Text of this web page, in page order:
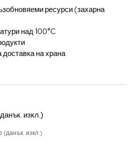
ресурси (захарна
над 100°C
доставка на храна
изкл.)
(данък. изкл.)